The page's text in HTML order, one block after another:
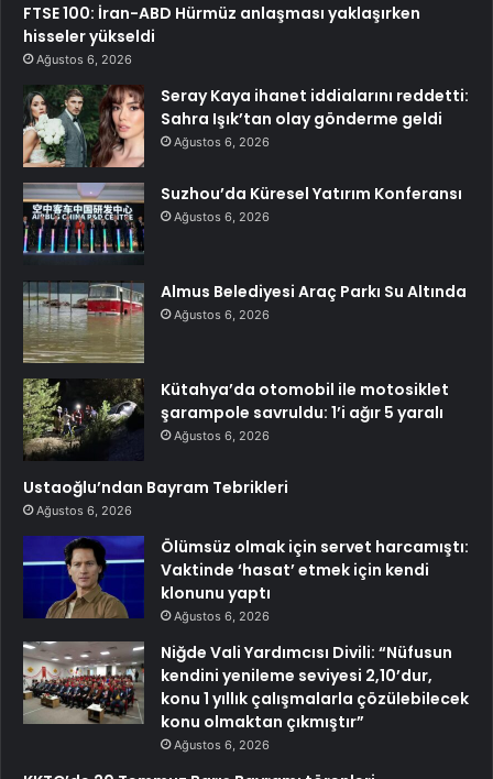
FTSE 100: İran-ABD Hürmüz anlaşması yaklaşırken
hisseler yükseldi
Ağustos 6, 2026
Seray Kaya ihanet iddialarını reddetti:
Sahra Işık’tan olay gönderme geldi
Ağustos 6, 2026
Suzhou’da Küresel Yatırım Konferansı
Ağustos 6, 2026
Almus Belediyesi Araç Parkı Su Altında
Ağustos 6, 2026
Kütahya’da otomobil ile motosiklet
şarampole savruldu: 1’i ağır 5 yaralı
Ağustos 6, 2026
Ustaoğlu’ndan Bayram Tebrikleri
Ağustos 6, 2026
Ölümsüz olmak için servet harcamıştı:
Vaktinde ‘hasat’ etmek için kendi
klonunu yaptı
Ağustos 6, 2026
Niğde Vali Yardımcısı Divili: “Nüfusun
kendini yenileme seviyesi 2,10’dur,
konu 1 yıllık çalışmalarla çözülebilecek
konu olmaktan çıkmıştır”
Ağustos 6, 2026